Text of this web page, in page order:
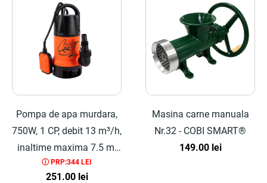
Pompa de apa murdara,
750W, 1 CP, debit 13 m³/h,
inaltime maxima 7.5 m,
plastic - COBI SMART®
ⓘ PRP:344 LEI
251.00 lei
Masina carne manuala
Nr.32 - COBI SMART®
149.00 lei